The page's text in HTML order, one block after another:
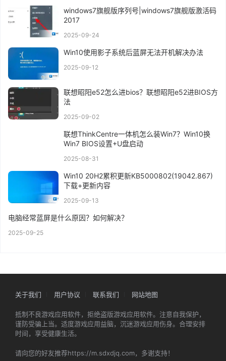
windows7旗舰版序列号|windows7旗舰版激活码
2017
2025-09-24
Win10使用影子系统后蓝屏无法开机解决办法
2025-09-12
联想昭阳e52怎么进bios？联想昭阳e52进BIOS方
法
2025-09-02
联想ThinkCentre一体机怎么装Win7？Win10换
Win7 BIOS设置+U盘启动
2025-08-31
Win10 20H2累积更新KB5000802(19042.867)
下载+更新内容
2025-09-13
电脑经常蓝屏是什么原因？如何解决？
2025-09-25
关于我们 用户协议 联系我们 网站地图
抵制不良游戏应用软件，拒绝盗版游戏应用软件。注意自我保护，
谨防受骗上当。适度游戏应用益脑，沉迷游戏应用伤身。合理安排
时间，享受健康生活。
请向您的好友推荐https://m.sdxdjq.com，多谢支持！